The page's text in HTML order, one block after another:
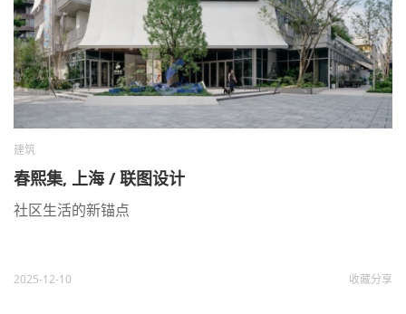
建筑
春熙集, 上海 / 联图设计
社区生活的新锚点
2025-12-10 收藏分享